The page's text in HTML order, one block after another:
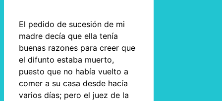
El pedido de sucesión de mi
madre decía que ella tenía
buenas razones para creer que
el difunto estaba muerto,
puesto que no había vuelto a
comer a su casa desde hacía
varios días; pero el juez de la